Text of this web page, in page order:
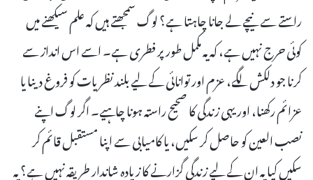
راستے سے نیچے لے جانا چاہتا ہے؟ لوگ سمجھتے ہیں کہ علم سیکھنے میں
کوئی حرج نہیں ہے، کہ یہ مکمل طور پر فطری ہے۔ اسے اس انداز سے
کرنا جو دلکش لگے، عزم اور توانائی کے لیے بلند نظریات کو فروغ دینا یا
عزائم رکھنا، اور یہی زندگی کا صحیح راستہ ہونا چاہیے۔ اگر لوگ اپنے
نصب العین کو حاصل کر سکیں، یا کامیابی سے اپنا مستقبل قائم کر
سکیں کیا یہ ان کے لیے زندگی گزارنے کا زیادہ شاندار طریقہ نہیں ہے؟ یہ